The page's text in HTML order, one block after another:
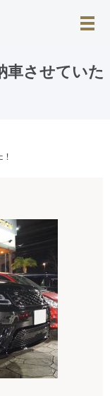
車させていた